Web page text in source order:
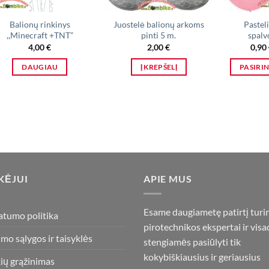
Balionų rinkinys
,,Minecraft +TNT”
4,00€
DAUGIAU
Juostelė balionų arkoms
pinti 5 m.
2,00€
Į KREPŠELĮ
0,90
politika
sąlygos ir taisyklės
grąžinimas
APIE MUS
Esame daugiametę patirtį
pirotechnikos ekspertai ir
stengiamės pasiūlyti tik
kokybiškiausius ir geriausius